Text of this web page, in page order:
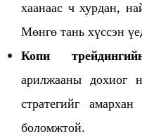
хаанаас ч хурдан,
Мөнгө тань хүссэн
Копи
арилжааны дохиог
стратегийг
боломжтой.